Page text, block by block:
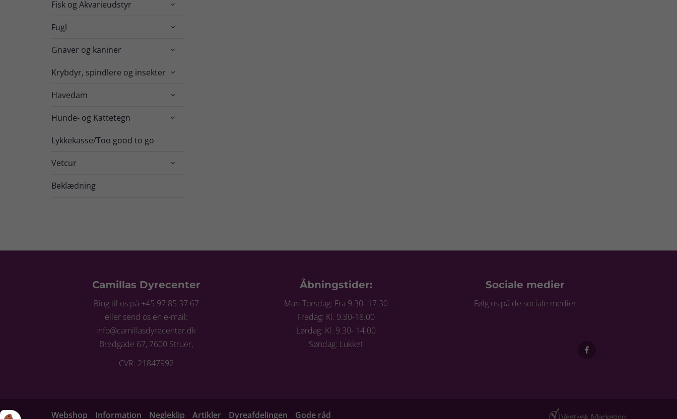
Fisk og Akvarieudstyr 
Fugl 
Gnaver og kaniner 
Krybdyr, spindlere og insekter 
Havedam 
Hunde- og Kattetegn 
Lykkekasse/Too good to go
Vetcur 
Beklædning
Camillas Dyrecenter
Ring til os på +45 97 85 37 67
eller send os en e-mail:
info@camillasdyrecenter.dk
Bredgade 67, 7600 Struer,
CVR: 21847992
Åbningstider:
Man-Torsdag: Fra 9.30- 17.30
Fredag: Kl. 9.30-18.00
Lørdag: Kl. 9.30- 14.00
Søndag: Lukket
Sociale medier
Følg os på de sociale medier
Webshop Information Negleklip Artikler Dyreafdelingen Gode råd